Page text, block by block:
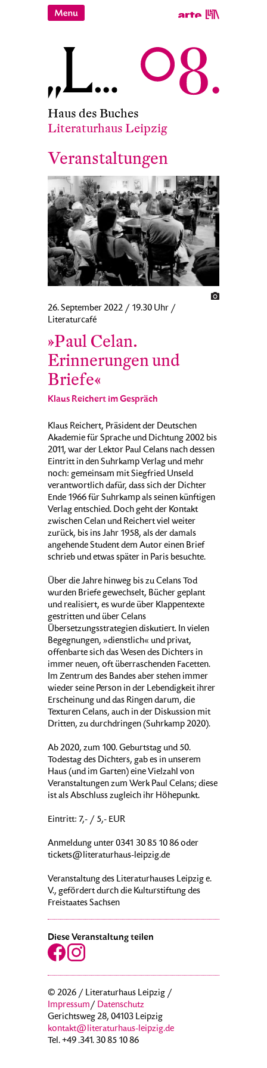
Haus des Buches
Literaturhaus Leipzig
Veranstaltungen
26. September 2022 / 19.30 Uhr /
Literaturcafé
»Paul Celan.
Erinnerungen und
Briefe«
Klaus Reichert im Gespräch
Klaus Reichert, Präsident der Deutschen
Akademie für Sprache und Dichtung 2002 bis
2011, war der Lektor Paul Celans nach dessen
Eintritt in den Suhrkamp Verlag und mehr
noch: gemeinsam mit Siegfried Unseld
verantwortlich dafür, dass sich der Dichter
Ende 1966 für Suhrkamp als seinen künftigen
Verlag entschied. Doch geht der Kontakt
zwischen Celan und Reichert viel weiter
zurück, bis ins Jahr 1958, als der damals
angehende Student dem Autor einen Brief
schrieb und etwas später in Paris besuchte.
Über die Jahre hinweg bis zu Celans Tod
wurden Briefe gewechselt, Bücher geplant
und realisiert, es wurde über Klappentexte
gestritten und über Celans
Übersetzungsstrategien diskutiert. In vielen
Begegnungen, »dienstlich« und privat,
offenbarte sich das Wesen des Dichters in
immer neuen, oft überraschenden Facetten.
Im Zentrum des Bandes aber stehen immer
wieder seine Person in der Lebendigkeit ihrer
Erscheinung und das Ringen darum, die
Texturen Celans, auch in der Diskussion mit
Dritten, zu durchdringen (Suhrkamp 2020).
Ab 2020, zum 100. Geburtstag und 50.
Todestag des Dichters, gab es in unserem
Haus (und im Garten) eine Vielzahl von
Veranstaltungen zum Werk Paul Celans; diese
ist als Abschluss zugleich ihr Höhepunkt.
Eintritt: 7,- / 5,- EUR
Anmeldung unter 0341 30 85 10 86 oder
tickets@literaturhaus-leipzig.de
Veranstaltung des Literaturhauses Leipzig e.
V., gefördert durch die Kulturstiftung des
Freistaates Sachsen
Diese Veranstaltung teilen
© 2026 / Literaturhaus Leipzig /
Impressum/ Datenschutz
Gerichtsweg 28, 04103 Leipzig
kontakt@literaturhaus-leipzig.de
Tel. +49 .341. 30 85 10 86